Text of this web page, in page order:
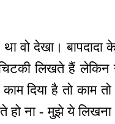
था वो देखा।
लिखते हैं
दिया है तो
ना - मुझे ये लिखना